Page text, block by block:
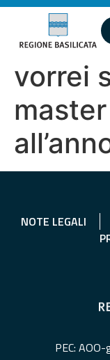
vorrei
NOTE LEGALI
PEC: